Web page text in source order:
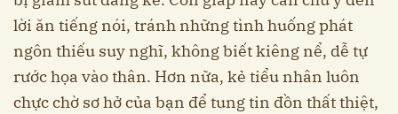
lời ăn tiếng nói, tránh những tình huống phát
ngôn thiếu suy nghĩ, không biết kiêng nể, dễ tự
rước họa vào thân. Hơn nữa, kẻ tiểu nhân luôn
chực chờ sơ hở của bạn để tung tin đồn thất thiệt,